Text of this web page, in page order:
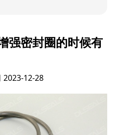
强密封圈的时候有
2023-12-28